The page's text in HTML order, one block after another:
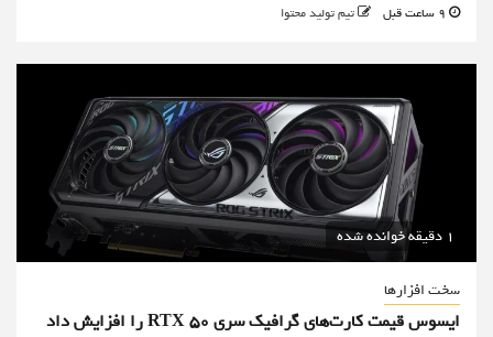
تیم تولید محتوا
1 دقیقه خوانده شده
سخت افزارها
ایسوس قیمت کارت‌های گرافیک سری RTX 50 را افزایش داد